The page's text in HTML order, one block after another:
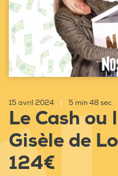
15 avril 2024 5 min 48 sec
Le Cash ou
Gisèle de
124€